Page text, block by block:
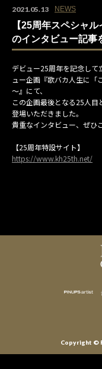
BIOGRAPHY
GOODS
FAN CLUB
MAIL
2021.05.13 NEWS
【25周年スペシャ
のインタビュー記事
デビュー25周年を記念して
ュー企画『歌バカ人生に
～』にて、
この企画最後となる25人
登場いただきました。
貴重なインタビュー、ぜひ
【25周年特設サイト】
https://www.kh25th.net/
Copyright ©